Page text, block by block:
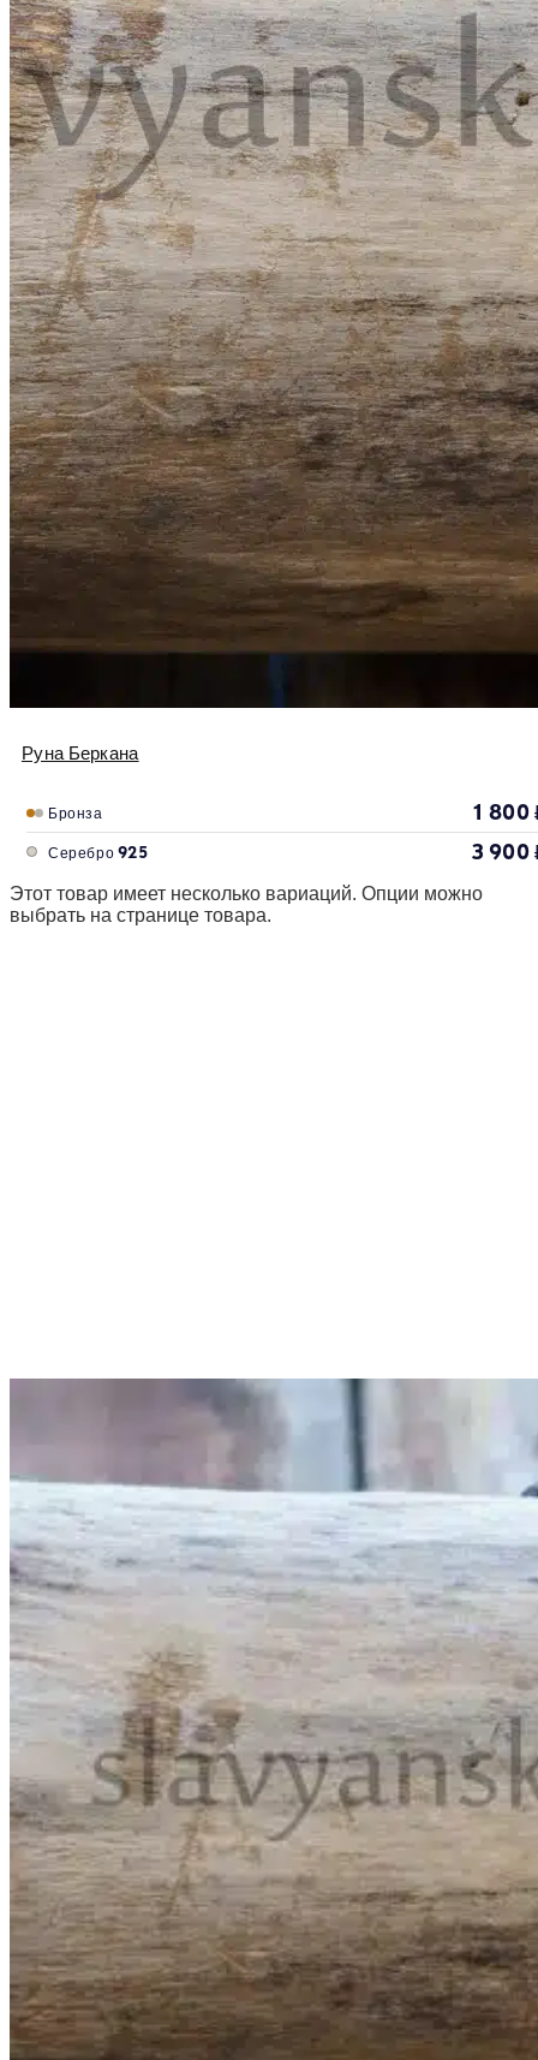
Руна Беркана
Бронза 1 800
Серебро 925 3 900
Этот товар имеет несколько вариаций. Опции можно
выбрать на странице товара.